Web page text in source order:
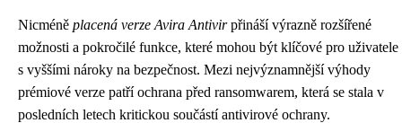
Nicméně placená verze Avira Antivirpřináší výrazně rozšířené
možnosti a pokročilé funkce, které mohou být klíčové pro uživatele
s vyššími nároky na bezpečnost. Mezi nejvýznamnější výhody
prémiové verze patří ochrana před ransomwarem, která se stala v
posledních letech kritickou součástí antivirové ochrany.